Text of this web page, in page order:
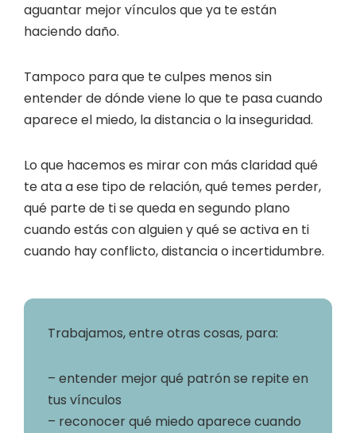
aguantar mejor vínculos que ya te están
haciendo daño.
Tampoco para que te culpes menos sin
entender de dónde viene lo que te pasa cuando
aparece el miedo, la distancia o la inseguridad.
Lo que hacemos es mirar con más claridad qué
te ata a ese tipo de relación, qué temes perder,
qué parte de ti se queda en segundo plano
cuando estás con alguien y qué se activa en ti
cuando hay conflicto, distancia o incertidumbre.
Trabajamos, entre otras cosas, para:
– entender mejor qué patrón se repite en
tus vínculos
– reconocer qué miedo aparece cuando